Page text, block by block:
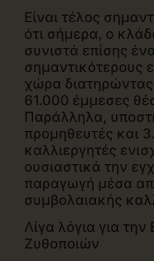
Είναι τέλος
ότι σήμερα, ο
συνιστά επίσης
σημαντικότερους
χώρα
61.000 έμμεσες
Παράλληλα,
προμηθευτές και
καλλιεργητές
ουσιαστικά την
παραγωγή μέσα
συμβολαιακής
Λίγα λόγια για
Ζυθοποιών